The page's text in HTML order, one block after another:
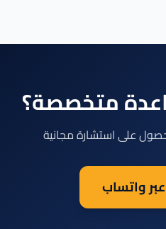
متخصصة؟
على استشارة مجانية
واتساب